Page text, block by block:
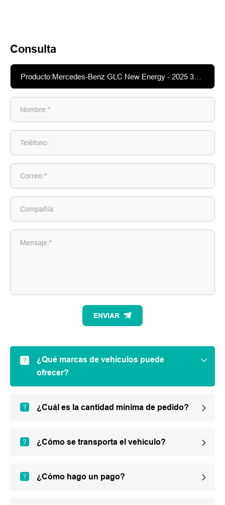
Consulta
Nombre:*
Teléfono:
Correo:*
Compañía:
Mensaje:*
ENVIAR
¿Qué marcas de vehículos puede
ofrecer?
¿Cuál es la cantidad mínima de pedido?
¿Cómo se transporta el vehículo?
¿Cómo hago un pago?